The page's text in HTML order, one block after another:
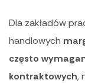
Dla zakładów
handlowych
często
kontraktowych,